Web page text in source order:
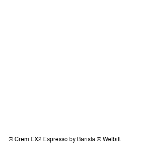
© Crem EX2 Espresso by Barista © Welbilt